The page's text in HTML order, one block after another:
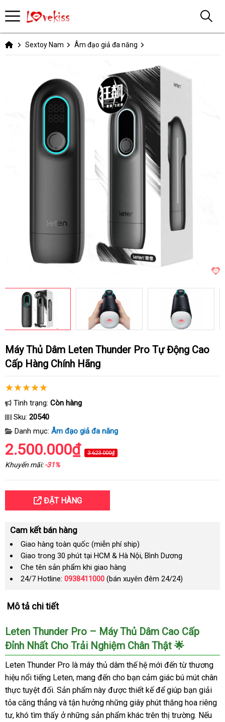
Sextoy Nam Âm đạo giả đa năng
Máy Thủ Dâm Leten Thunder Pro Tự Động Cao
Cấp Hàng Chính Hãng
Tình trạng: Còn hàng
Sku: 20540
Danh mục: Âm đạo giả đa năng
2.500.000₫ 3.623.000₫
Khuyến mãi:-31%
ĐẶT HÀNG
Cam kết bán hàng
Giao hàng toàn quốc (miễn phí ship)
Giao trong 30 phút tại HCM & Hà Nội, Bình Dương
Che tên sản phẩm khi giao hàng
24/7 Hotline: 0938411000 (bán xuyên đêm 24/24)
Mô tả chi tiết
Leten Thunder Pro – Máy Thủ Dâm Cao Cấp
Đỉnh Nhất Cho Trải Nghiệm Chân Thật 🌟
Leten Thunder Pro là máy thủ dâm thế hệ mới đến từ thương
hiệu nổi tiếng Leten, mang đến cho bạn cảm giác bú mút chân
thực tuyệt đối. Sản phẩm này được thiết kế để giúp bạn giải
tỏa căng thẳng và tận hưởng những giây phút thăng hoa riêng
tư, khó tìm thấy ở những sản phẩm khác trên thị trường. Nếu